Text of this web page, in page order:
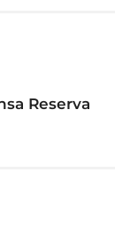
Reserva